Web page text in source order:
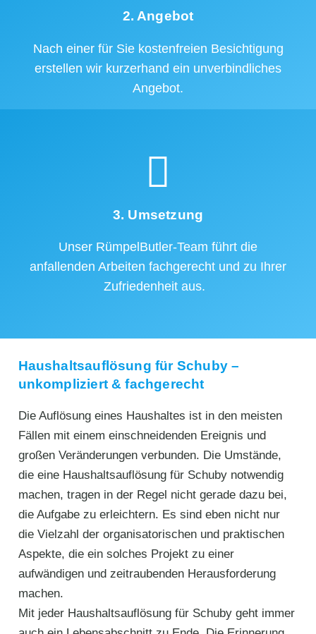
2. Angebot
Nach einer für Sie kostenfreien Besichtigung
erstellen wir kurzerhand ein unverbindliches
Angebot.
3. Umsetzung
Unser RümpelButler-Team führt die
anfallenden Arbeiten fachgerecht und zu Ihrer
Zufriedenheit aus.
Haushaltsauflösung für Schuby –
unkompliziert & fachgerecht
Die Auflösung eines Haushaltes ist in den meisten
Fällen mit einem einschneidenden Ereignis und
großen Veränderungen verbunden. Die Umstände,
die eine Haushaltsauflösung für Schuby notwendig
machen, tragen in der Regel nicht gerade dazu bei,
die Aufgabe zu erleichtern. Es sind eben nicht nur
die Vielzahl der organisatorischen und praktischen
Aspekte, die ein solches Projekt zu einer
aufwändigen und zeitraubenden Herausforderung
machen.
Mit jeder Haushaltsauflösung für Schuby geht immer